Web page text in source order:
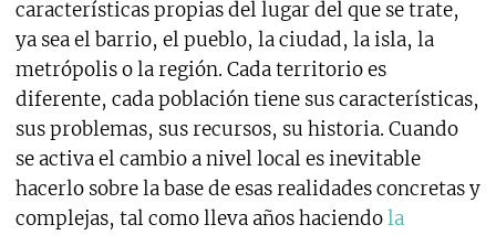
características propias del lugar del que se trate,
ya sea el barrio, el pueblo, la ciudad, la isla, la
metrópolis o la región. Cada territorio es
diferente, cada población tiene sus características,
sus problemas, sus recursos, su historia. Cuando
se activa el cambio a nivel local es inevitable
hacerlo sobre la base de esas realidades concretas y
complejas, tal como lleva años haciendola